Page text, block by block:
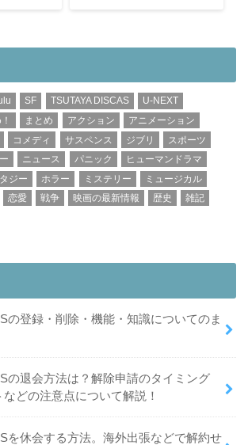
SF TSUTAYA DISCAS
U-NEXT
まとめ アクション
アニメーション
コメディ サスペンス ジブリ
スポーツ
ニュース パニック
ヒューマンドラマ
ジー ホラー ミステリー
ミュージカル
恋愛 戦争 映画の最新情報 歴史
雑記
の登録・削除・機能・知識についてのま
の退会方法は？解除申請のタイミング
どの注意点について解説！
を休会する方法。海外出張などで解約せ